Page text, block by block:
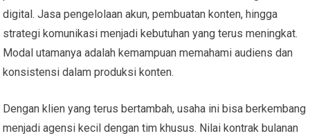
digital. Jasa pengelolaan akun, pembuatan konten, hingga
strategi komunikasi menjadi kebutuhan yang terus meningkat.
Modal utamanya adalah kemampuan memahami audiens dan
konsistensi dalam produksi konten.
Dengan klien yang terus bertambah, usaha ini bisa berkembang
menjadi agensi kecil dengan tim khusus. Nilai kontrak bulanan